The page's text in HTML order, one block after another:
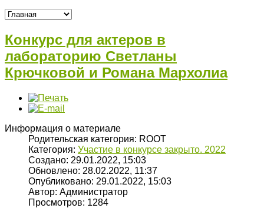
Конкурс для актеров в
лабораторию Светланы
Крючковой и Романа Мархолиа
Информация о материале
Родительская категория: ROOT
Категория: Участие в конкурсе закрыто. 2022
Создано: 29.01.2022, 15:03
Обновлено: 28.02.2022, 11:37
Опубликовано: 29.01.2022, 15:03
Автор: Администратор
Просмотров: 1284